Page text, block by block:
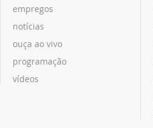
empregos
notícias
ouça ao vivo
programação
vídeos